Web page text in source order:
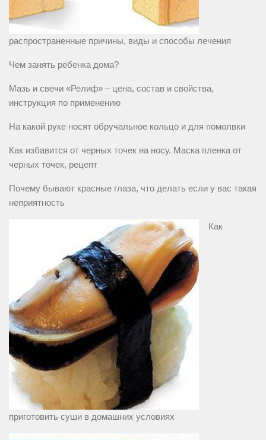
распространенные причины, виды и способы лечения
Чем занять ребенка дома?
Мазь и свечи «Релиф» – цена, состав и свойства,
инструкция по применению
На какой руке носят обручальное кольцо и для помолвки
Как избавится от черных точек на носу. Маска пленка от
черных точек, рецепт
Почему бывают красные глаза, что делать если у вас такая
неприятность
Как
приготовить суши в домашних условиях